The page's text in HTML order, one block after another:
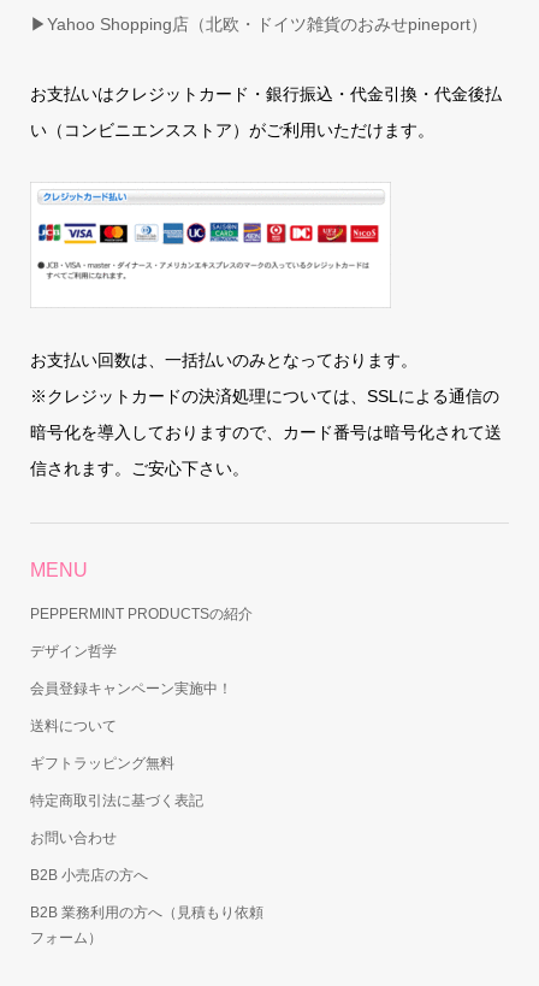
▶Yahoo Shopping店（北欧・ドイツ雑貨のおみせpineport）
お支払いはクレジットカード・銀行振込・代金引換・代金後払
い（コンビニエンスストア）がご利用いただけます。
お支払い回数は、一括払いのみとなっております。
※クレジットカードの決済処理については、SSLによる通信の
暗号化を導入しておりますので、カード番号は暗号化されて送
信されます。ご安心下さい。
MENU
PEPPERMINT PRODUCTSの紹介
デザイン哲学
会員登録キャンペーン実施中！
送料について
ギフトラッピング無料
特定商取引法に基づく表記
お問い合わせ
B2B 小売店の方へ
B2B 業務利用の方へ（見積もり依頼
フォーム）